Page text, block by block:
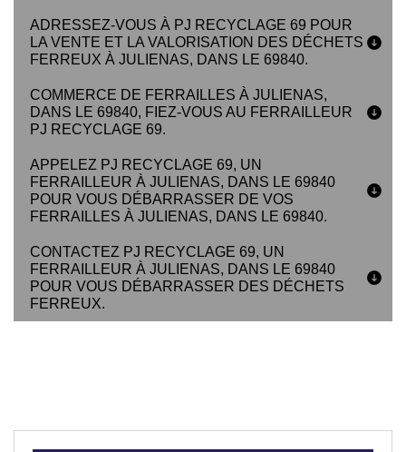
ADRESSEZ-VOUS À PJ RECYCLAGE 69 POUR
LA VENTE ET LA VALORISATION DES DÉCHETS
FERREUX À JULIENAS, DANS LE 69840.
COMMERCE DE FERRAILLES À JULIENAS,
DANS LE 69840, FIEZ-VOUS AU FERRAILLEUR
PJ RECYCLAGE 69.
APPELEZ PJ RECYCLAGE 69, UN
FERRAILLEUR À JULIENAS, DANS LE 69840
POUR VOUS DÉBARRASSER DE VOS
FERRAILLES À JULIENAS, DANS LE 69840.
CONTACTEZ PJ RECYCLAGE 69, UN
FERRAILLEUR À JULIENAS, DANS LE 69840
POUR VOUS DÉBARRASSER DES DÉCHETS
FERREUX.